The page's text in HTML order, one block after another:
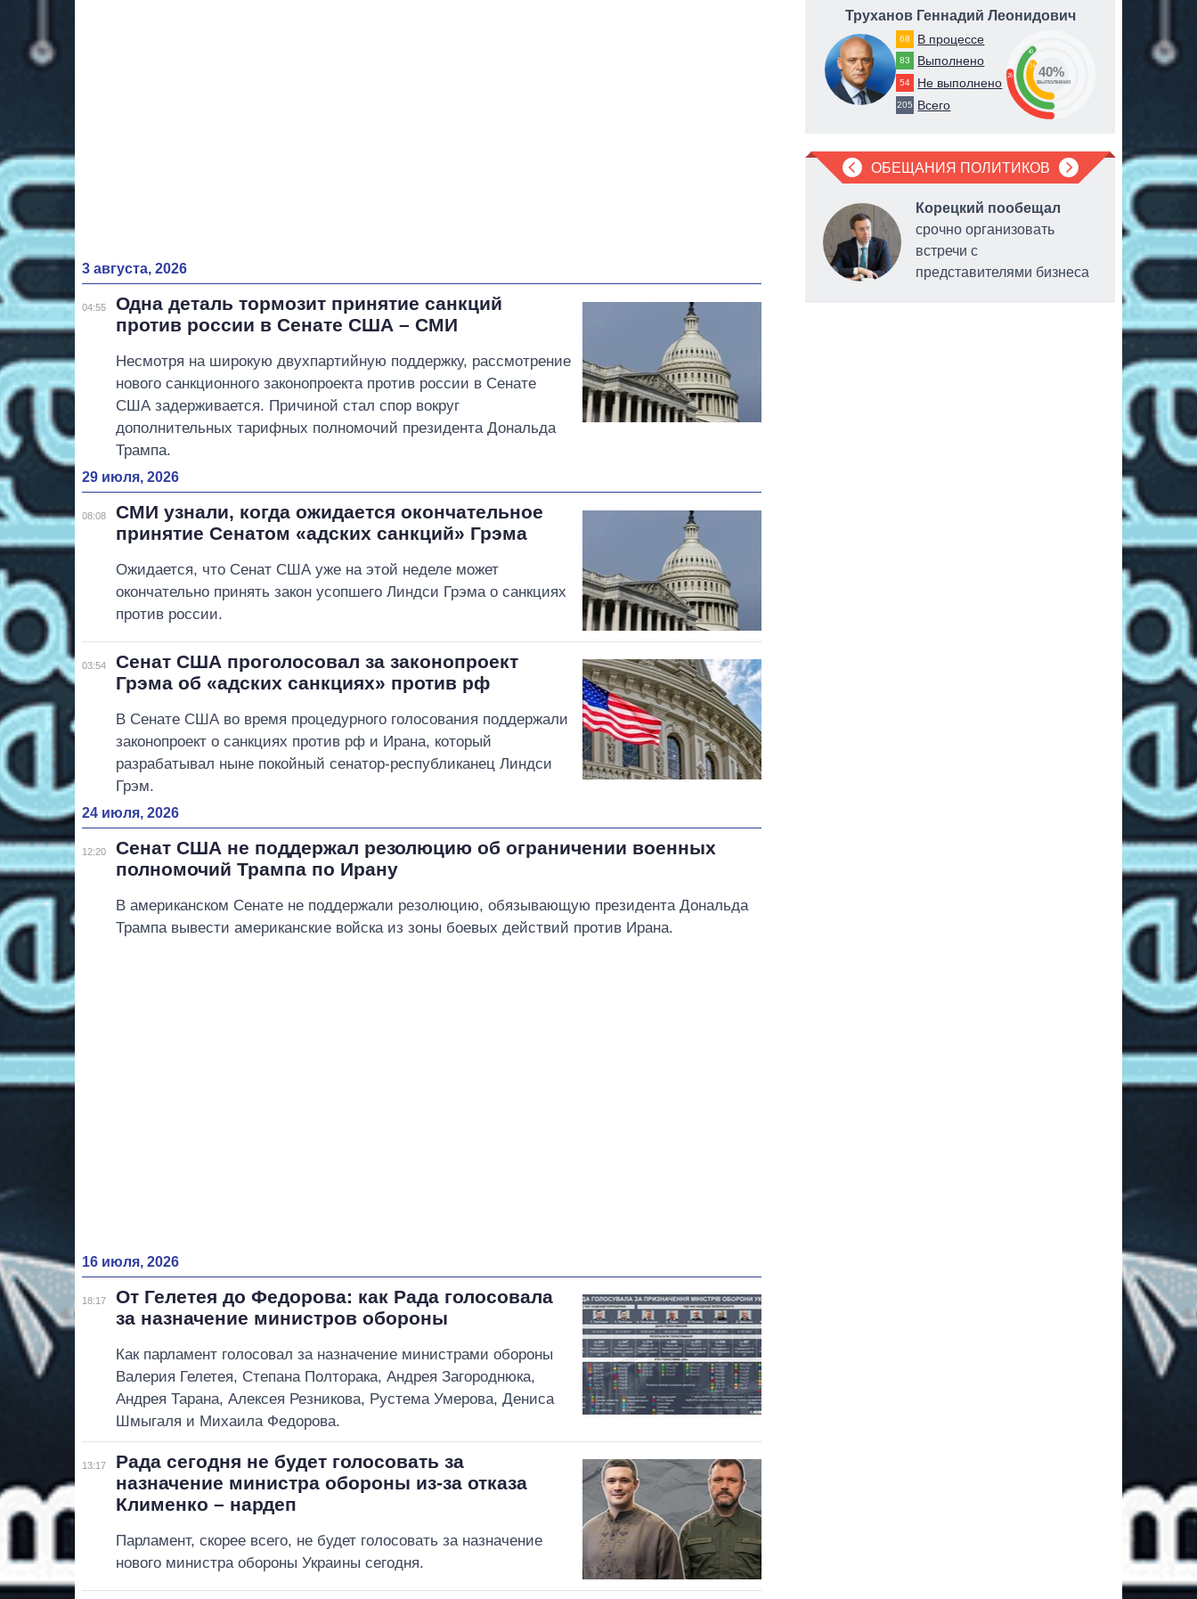
3 августа, 2026
04:55
Одна деталь тормозит принятие санкций
против россии в Сенате США – СМИ
Несмотря на широкую двухпартийную поддержку, рассмотрение
нового санкционного законопроекта против россии в Сенате
США задерживается. Причиной стал спор вокруг
дополнительных тарифных полномочий президента Дональда
Трампа.
29 июля, 2026
08:08
СМИ узнали, когда ожидается окончательное
принятие Сенатом «адских санкций» Грэма
Ожидается, что Сенат США уже на этой неделе может
окончательно принять закон усопшего Линдси Грэма о санкциях
против россии.
03:54
Сенат США проголосовал за законопроект
Грэма об «адских санкциях» против рф
В Сенате США во время процедурного голосования поддержали
законопроект о санкциях против рф и Ирана, который
разрабатывал ныне покойный сенатор-республиканец Линдси
Грэм.
24 июля, 2026
12:20
Сенат США не поддержал резолюцию об ограничении военных
полномочий Трампа по Ирану
В американском Сенате не поддержали резолюцию, обязывающую президента Дональда
Трампа вывести американские войска из зоны боевых действий против Ирана.
16 июля, 2026
18:17
От Гелетея до Федорова: как Рада голосовала
за назначение министров обороны
Как парламент голосовал за назначение министрами обороны
Валерия Гелетея, Степана Полторака, Андрея Загороднюка,
Андрея Тарана, Алексея Резникова, Рустема Умерова, Дениса
Шмыгаля и Михаила Федорова.
13:17
Рада сегодня не будет голосовать за
назначение министра обороны из-за отказа
Клименко – нардеп
Парламент, скорее всего, не будет голосовать за назначение
нового министра обороны Украины сегодня.
Труханов Геннадий Леонидович
68 В процессе
83 Выполнено
54 Не выполнено
205 Всего
26
40
34 40%
выполнено
ОБЕЩАНИЯ ПОЛИТИКОВ
Корецкий пообещал
срочно организовать
встречи с
представителями бизнеса